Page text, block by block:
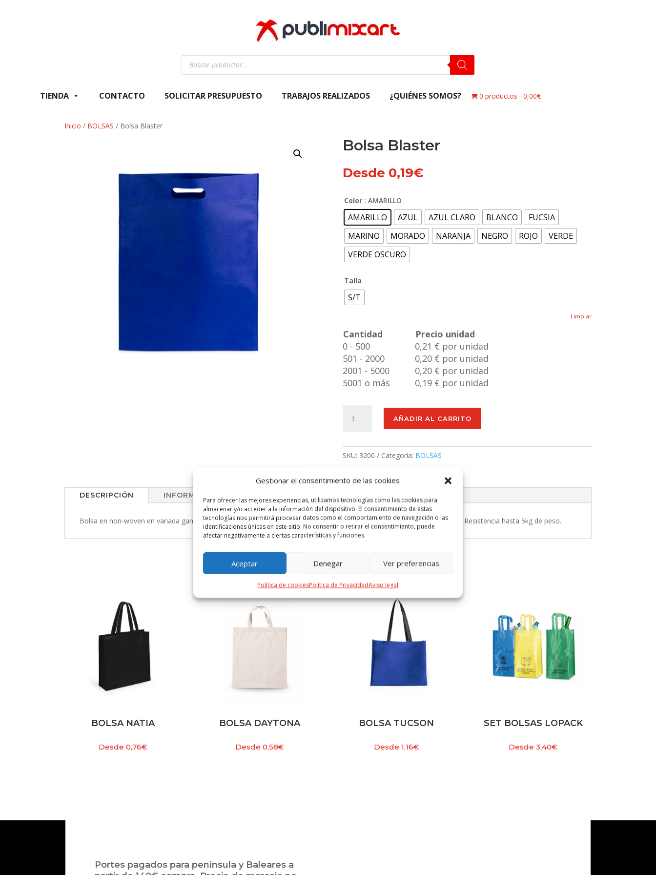
Gestionar el consentimiento de las cookies
Para ofrecer las mejores experiencias, utilizamos tecnologías como las cookies para
almacenar y/o acceder a la información del dispositivo. El consentimiento de estas
tecnologías nos permitirá procesar datos como el comportamiento de navegación o las
identificaciones únicas en este sitio. No consentir o retirar el consentimiento, puede
afectar negativamente a ciertas características y funciones.
Aceptar Denegar Ver preferencias
Política de cookiesPolítica de PrivacidadAviso legal
Búsqueda
productos
TIENDA CONTACTO SOLICITAR PRESUPUESTO TRABAJOS REALIZADOS ¿QUIÉNES SOMOS? 0 productos 0,00€
Inicio / BOLSAS / Bolsa Blaster
Bolsa Blaster
Desde 0,19€
Color : AMARILLO
AMARILLO AZUL AZUL CLARO BLANCO
FUCSIA
MARINO
MORADO NARANJA NEGRO ROJO
VERDE
VERDE OSCURO
Talla
S/T
Limpiar
Cantidad
Precio unidad
0 - 500
0,21 € por unidad
501 - 2000
0,20 € por unidad
2001 - 5000
0,20 € por unidad
5001 o más
0,19 € por unidad
Blaster
AÑADIR AL CARRITO
SKU: 3200 Categoría: BOLSAS
DESCRIPCIÓN INFORMACIÓN ADICIONAL VALORACIONES (0)
Bolsa en non-woven en variada gama de vivos colores. Con asas troqueladas reforzadas, fuelle y acabado termosellado. Resistencia hasta 5kg de peso.
PRODUCTOS RELACIONADOS
BOLSA NATIA
Desde 0,76€
BOLSA DAYTONA
Desde 0,58€
BOLSA TUCSON
Desde 1,16€
SET BOLSAS LOPACK
Desde3,40€
Portes pagados para península y Baleares a